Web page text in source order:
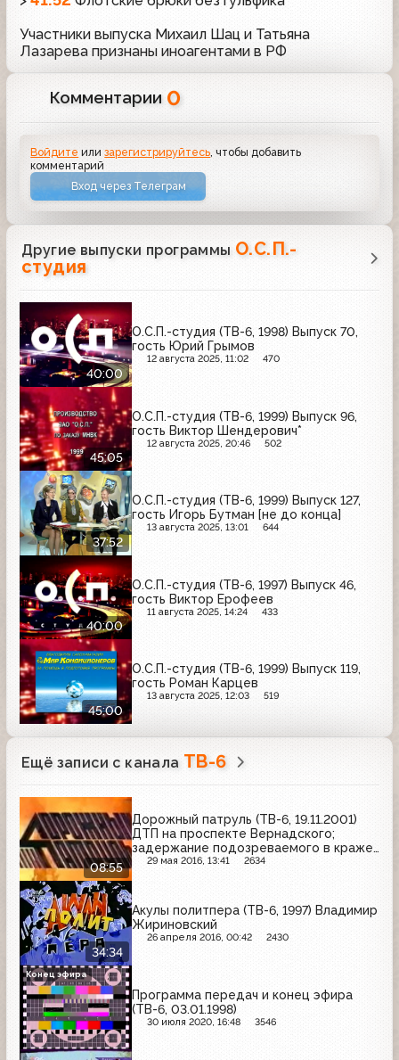
Участники выпуска Михаил Шац и Татьяна
Лазарева признаны иноагентами в РФ
Комментарии 0
Войдите илизарегистрируйтесь , чтобы добавить
комментарий
Вход через Телеграм
Другие выпуски программы О.С.П.-
студия
40:00
О.С.П.-студия (ТВ-6, 1998) Выпуск 70,
гость Юрий Грымов
12 августа 2025, 11:02 470
45:05
О.С.П.-студия (ТВ-6, 1999) Выпуск 96,
гость Виктор Шендерович*
12 августа 2025, 20:46 502
37:52
О.С.П.-студия (ТВ-6, 1999) Выпуск 127,
гость Игорь Бутман [не до конца]
13 августа 2025, 13:01 644
40:00
О.С.П.-студия (ТВ-6, 1997) Выпуск 46,
гость Виктор Ерофеев
11 августа 2025, 14:24 433
45:00
О.С.П.-студия (ТВ-6, 1999) Выпуск 119,
гость Роман Карцев
13 августа 2025, 12:03 519
Ещё записи с канала ТВ-6
08:55
Дорожный патруль (ТВ-6, 19.11.2001)
ДТП на проспекте Вернадского;
задержание подозреваемого в краже;
ДТП на Большом Москворецком мосту
29 мая 2016, 13:41 2634
34:34
Акулы политпера (ТВ-6, 1997) Владимир
Жириновский
26 апреля 2016, 00:42 2430
Программа передач и конец эфира
(ТВ-6, 03.01.1998)
30 июля 2020, 16:48 3546
Конец эфира